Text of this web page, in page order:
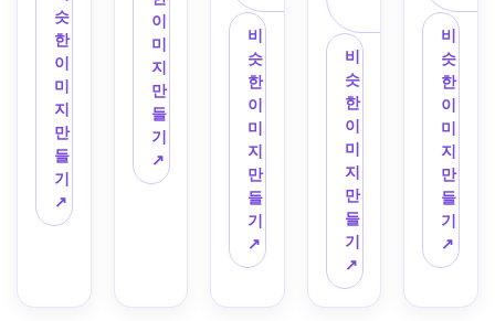
적인
과학
적이
면서
도 예
술적
인 분
위기,
프리
미엄
우주
분위
매우
디테
일한
미엄
러운
림 조
명,
세련
된 고
해상
도 일
러스
트레
이션
디테
일로
복잡
한 반
복 기
하학,
매우
세밀
한 광
택 디
지털
아트
워크
가 있
는 크
바이
러스
성 소
셜 미
디어
준비
이미
지 품
질로
가득
찬 중
앙에
깥쪽
핑크
시안
및 보
라색
네온
글로
우,
광택
있는
반사
슷
한
이
미
지
만
들
기
↗
영감
을 받
은 프
랙탈
조각
극적
인 중
이
미
지
만
들
기
↗
대칭
형태,
영화
같은
넓은
구성,
빛나
는 안
개,
청록
색 보
라색
색 조
비
슷
한
이
미
지
만
들
기
↗
스타
일링,
완벽
한 중
심의
만달
라-프
랙탈
융합,
얇은
빛나
는 금
속 라
인,
비
슷
한
이
미
지
만
들
기
↗
꽃무
늬 재
귀 꽃
잎,
중앙
구성,
파스
텔 핑
크 블
루와
크림
팔레
유동
비
슷
한
이
미
지
만
들
기
↗